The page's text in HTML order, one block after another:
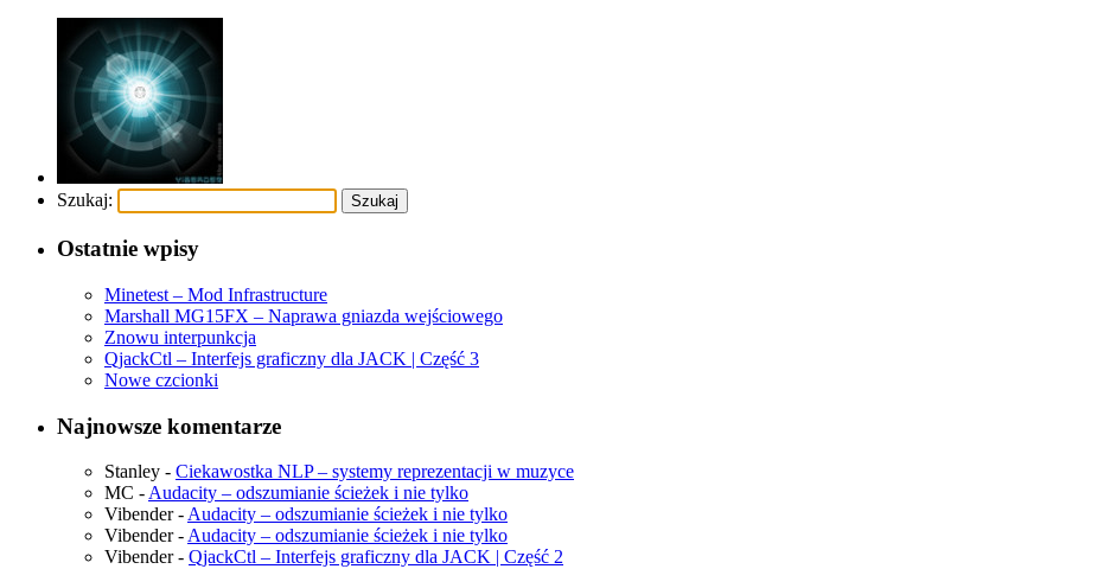
Szukaj:
Ostatnie wpisy
Minetest – Mod Infrastructure
Marshall MG15FX – Naprawa gniazda wejściowego
Znowu interpunkcja
QjackCtl – Interfejs graficzny dla JACK | Część 3
Nowe czcionki
Najnowsze komentarze
Stanley - Ciekawostka NLP – systemy reprezentacji w muzyce
MC - Audacity – odszumianie ścieżek i nie tylko
Vibender- Audacity – odszumianie ścieżek i nie tylko
Vibender- Audacity – odszumianie ścieżek i nie tylko
Vibender- QjackCtl – Interfejs graficzny dla JACK | Część 2